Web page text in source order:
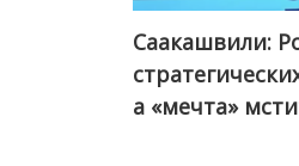
Саакашвили:
а «мечта»